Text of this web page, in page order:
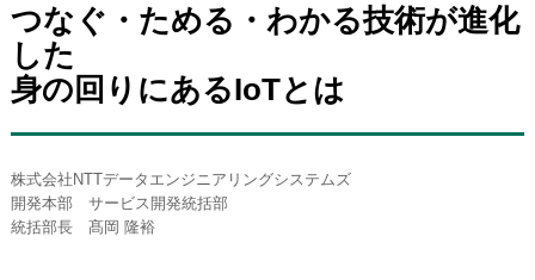
つなぐ・ためる・わかる技術が進化
した
身の回りにあるIoTとは
株式会社NTTデータエンジニアリングシステムズ
開発本部 サービス開発統括部
統括部長 髙岡 隆裕